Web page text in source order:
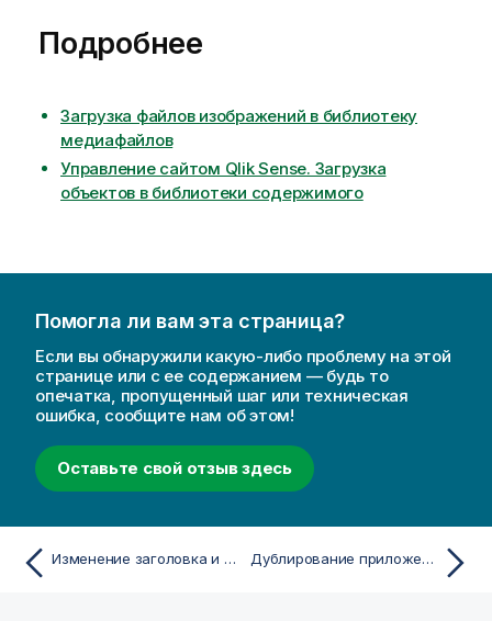
к
ф
о
р
м
а
н
е
к
п
о
к
е
Подробнее
Загрузка файлов изображений в библиотеку
медиафайлов
Управление сайтом Qlik Sense. Загрузка
объектов в библиотеки содержимого
Помогла ли вам эта страница?
Если вы обнаружили какую-либо проблему на этой
странице или с ее содержанием — будь то
опечатка, пропущенный шаг или техническая
ошибка, сообщите нам об этом!
Оставьте свой отзыв здесь
Изменение заголовка и описания приложения Дублирование приложения